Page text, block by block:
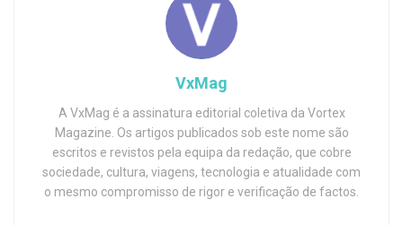
VxMag
A VxMag é a assinatura editorial coletiva da Vortex
Magazine. Os artigos publicados sob este nome são
escritos e revistos pela equipa da redação, que cobre
sociedade, cultura, viagens, tecnologia e atualidade com
o mesmo compromisso de rigor e verificação de factos.